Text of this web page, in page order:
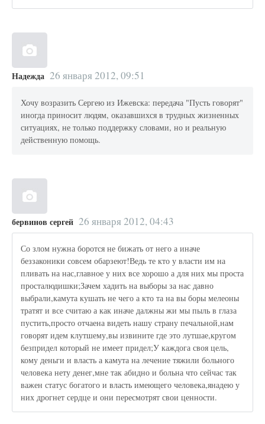
Надежда 26 января 2012, 09:51
Хочу возразить Сергею из Ижевска: передача "Пусть говорят"
иногда приносит людям, оказавшихся в трудных жизненных
ситуациях, не только поддержку словами, но и реальную
действенную помощь.
бервинов сергей 26 января 2012, 04:43
Со злом нужна боротся не бижать от него а иначе
беззаконики совсем обарзеют!Ведь те кто у власти им на
пливать на нас,главное у них все хорошо а для них мы проста
просталюдишки;Зачем хадить на выборы за нас давно
выбрали,камута кушать не чего а кто та на вы боры мелеоны
тратят и все считаю а как иначе далжны жи мы пыль в глаза
пустить,просто отчаена видеть нашу страну печальной,нам
говорят идем клутшему,вы извините где это лутшае,кругом
безпридел который не имеет придел;У каждога своя цель,
кому деньги и власть а камута на лечение тяжили больного
человека нету денег,мне так абидно и больна что сейчас так
важен статус богатого и власть имеющего человека,янадею у
них дрогнет сердце и они пересмотрят свои ценности.